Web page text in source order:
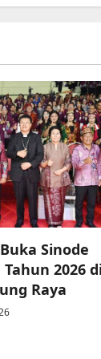
Sinode
Tahun 2026
Raya